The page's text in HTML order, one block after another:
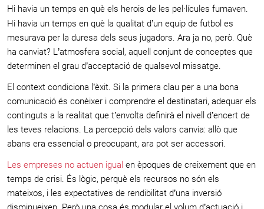
Hi havia un temps en què els herois de les pel·lícules fumaven.
Hi havia un temps en què la qualitat d’un equip de futbol es
mesurava per la duresa dels seus jugadors. Ara ja no, però. Què
ha canviat? L’atmosfera social, aquell conjunt de conceptes que
determinen el grau d’acceptació de qualsevol missatge.
El context condiciona l’èxit. Si la primera clau per a una bona
comunicació és conèixer i comprendre el destinatari, adequar els
continguts a la realitat que t’envolta definirà el nivell d’encert de
les teves relacions. La percepció dels valors canvia: allò que
abans era essencial o preocupant, ara pot ser accessori.
Les empreses no actuen igual en èpoques de creixement que en
temps de crisi. És lògic, perquè els recursos no són els
mateixos, i les expectatives de rendibilitat d’una inversió